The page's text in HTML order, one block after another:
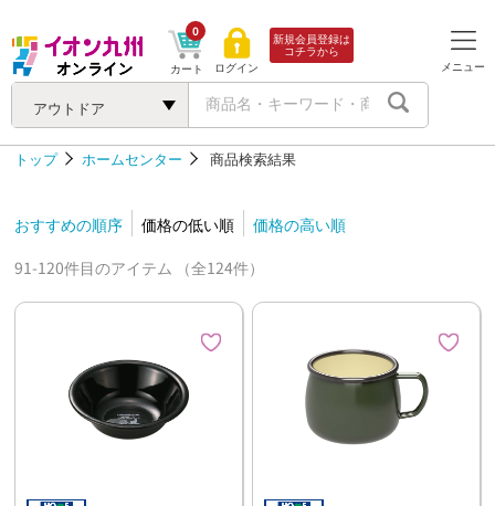
アウトドア
カート
0
ログイン
新規会員登録は
コチラから
メニュー
トップ ホームセンター 商品検索結果
おすすめの順序 価格の低い順
価格の高い順
91-120件目のアイテム （全124件）